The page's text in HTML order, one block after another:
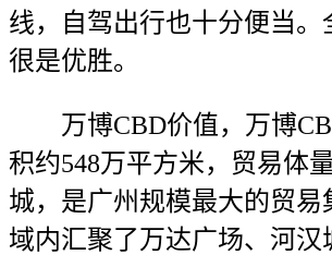
线，自驾出行也十分便当。
很是优胜。
万博CBD价值，万博
积约548万平方米，贸易体
城，是广州规模最大的贸易
域内汇聚了万达广场、河汉